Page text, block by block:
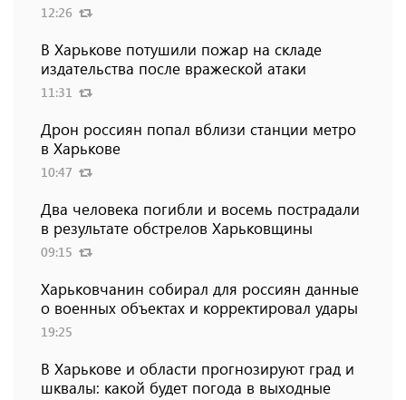
12:26
В Харькове потушили пожар на складе
издательства после вражеской атаки
11:31
Дрон россиян попал вблизи станции метро
в Харькове
10:47
Два человека погибли и восемь пострадали
в результате обстрелов Харьковщины
09:15
Харьковчанин собирал для россиян данные
о военных объектах и ​​корректировал удары
19:25
В Харькове и области прогнозируют град и
шквалы: какой будет погода в выходные